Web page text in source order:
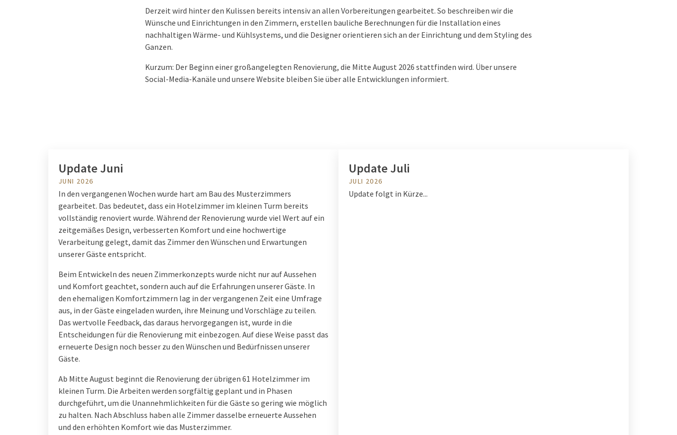
Derzeit wird hinter den Kulissen bereits intensiv an allen Vorbereitungen gearbeitet. So beschreiben wir die
Wünsche und Einrichtungen in den Zimmern, erstellen bauliche Berechnungen für die Installation eines
nachhaltigen Wärme- und Kühlsystems, und die Designer orientieren sich an der Einrichtung und dem Styling des
Ganzen.
Kurzum: Der Beginn einer großangelegten Renovierung, die Mitte August 2026 stattfinden wird. Über unsere
Social-Media-Kanäle und unsere Website bleiben Sie über alle Entwicklungen informiert.
Update Juni
JUNI 2026
In den vergangenen Wochen wurde hart am Bau des Musterzimmers
gearbeitet. Das bedeutet, dass ein Hotelzimmer im kleinen Turm bereits
vollständig renoviert wurde. Während der Renovierung wurde viel Wert auf ein
zeitgemäßes Design, verbesserten Komfort und eine hochwertige
Verarbeitung gelegt, damit das Zimmer den Wünschen und Erwartungen
unserer Gäste entspricht.
Beim Entwickeln des neuen Zimmerkonzepts wurde nicht nur auf Aussehen
und Komfort geachtet, sondern auch auf die Erfahrungen unserer Gäste. In
den ehemaligen Komfortzimmern lag in der vergangenen Zeit eine Umfrage
aus, in der Gäste eingeladen wurden, ihre Meinung und Vorschläge zu teilen.
Das wertvolle Feedback, das daraus hervorgegangen ist, wurde in die
Entscheidungen für die Renovierung mit einbezogen. Auf diese Weise passt das
erneuerte Design noch besser zu den Wünschen und Bedürfnissen unserer
Gäste.
Ab Mitte August beginnt die Renovierung der übrigen 61 Hotelzimmer im
kleinen Turm. Die Arbeiten werden sorgfältig geplant und in Phasen
durchgeführt, um die Unannehmlichkeiten für die Gäste so gering wie möglich
zu halten. Nach Abschluss haben alle Zimmer dasselbe erneuerte Aussehen
und den erhöhten Komfort wie das Musterzimmer.
Update Juli
JULI 2026
Update folgt in Kürze...